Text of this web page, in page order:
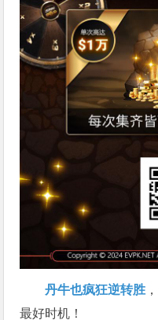
丹牛也疯狂逆转胜 ，
最好时机！